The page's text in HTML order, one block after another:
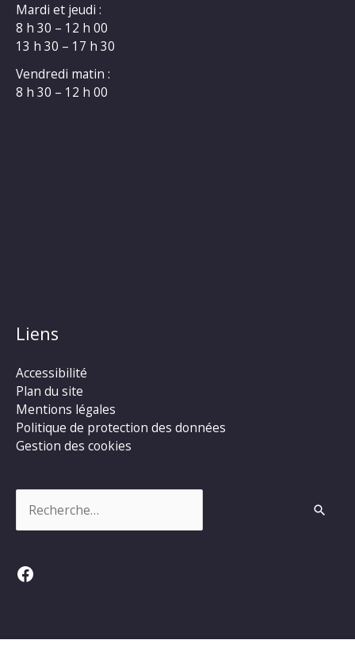
Mardi et jeudi :
8 h 30 – 12 h 00
13 h 30 – 17 h 30
Vendredi matin :
8 h 30 – 12 h 00
Liens
Accessibilité
Plan du site
Mentions légales
Politique de protection des données
Gestion des cookies
Facebook